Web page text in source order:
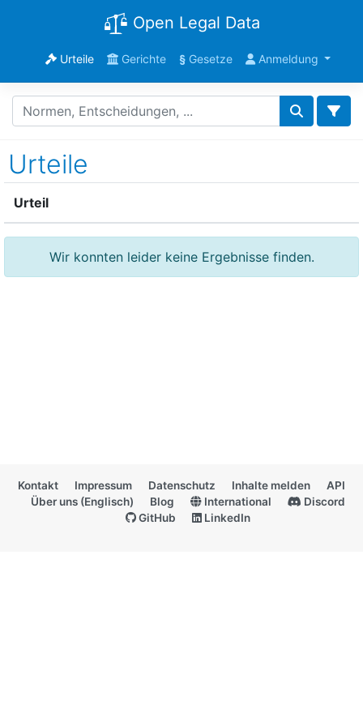
Open Legal Data
Urteile Gerichte §Gesetze Anmeldung
Urteile
Urteil
Wir konnten leider keine Ergebnisse finden.
Kontakt Impressum Datenschutz Inhalte melden
API
Über uns (Englisch)
Blog International
Discord
GitHub
LinkedIn